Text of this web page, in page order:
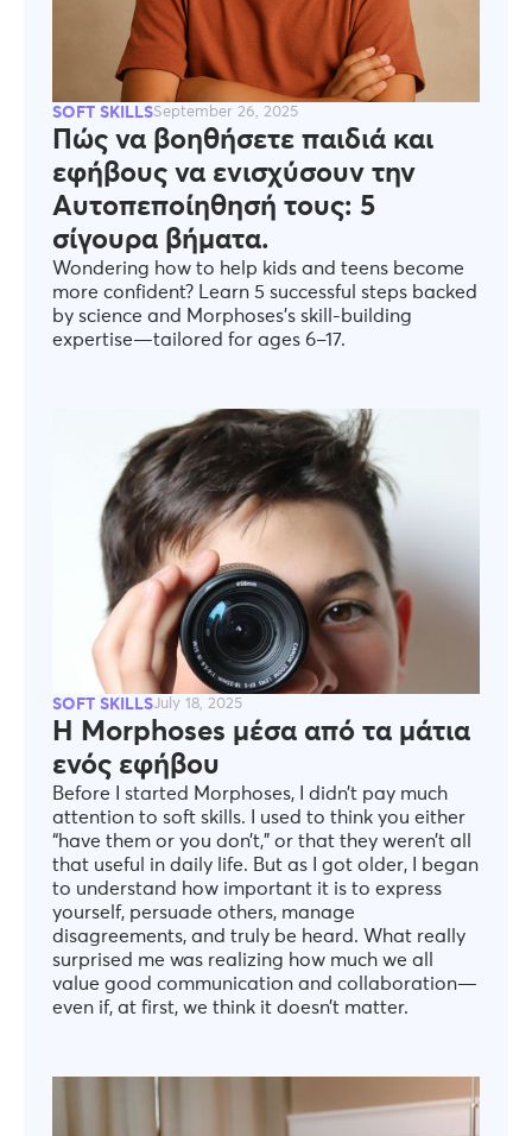
SOFT SKILLSSeptember 26, 2025
Πώς να βοηθήσετε παιδιά και
εφήβους να ενισχύσουν την
Αυτοπεποίηθησή τους: 5
σίγουρα βήματα.
Wondering how to help kids and teens become
more confident? Learn 5 successful steps backed
by science and Morphoses’s skill-building
expertise—tailored for ages 6–17.
SOFT SKILLSJuly 18, 2025
Η Morphoses μέσα από τα μάτια
ενός εφήβου
Before I started Morphoses, I didn’t pay much
attention to soft skills. I used to think you either
“have them or you don’t,” or that they weren’t all
that useful in daily life. But as I got older, I began
to understand how important it is to express
yourself, persuade others, manage
disagreements, and truly be heard. What really
surprised me was realizing how much we all
value good communication and collaboration—
even if, at first, we think it doesn’t matter.